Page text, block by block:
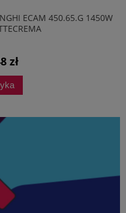
ECAM 450.65.G 1450W
zł